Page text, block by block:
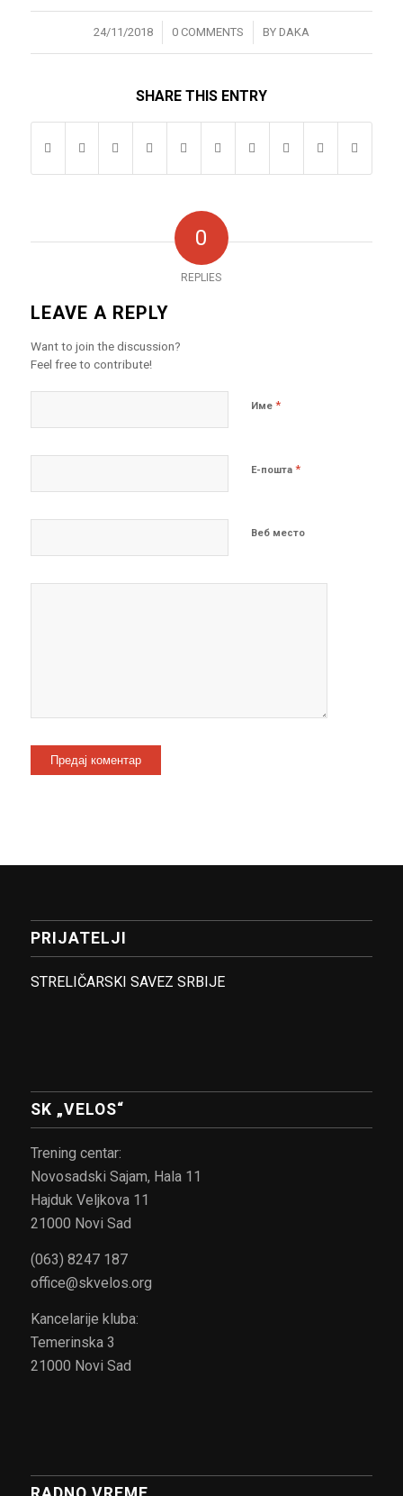
24/11/2018
/ 0 COMMENTS
/ BY DAKA
SHARE THIS ENTRY
0
REPLIES
LEAVE A REPLY
Want to join the discussion?
Feel free to contribute!
Име *
Е-пошта *
Веб место
PRIJATELJI
STRELIČARSKI SAVEZ SRBIJE
SK „VELOS“
Trening centar:
Novosadski Sajam, Hala 11
Hajduk Veljkova 11
21000 Novi Sad
(063) 8247 187
office@skvelos.org
Kancelarije kluba:
Temerinska 3
21000 Novi Sad